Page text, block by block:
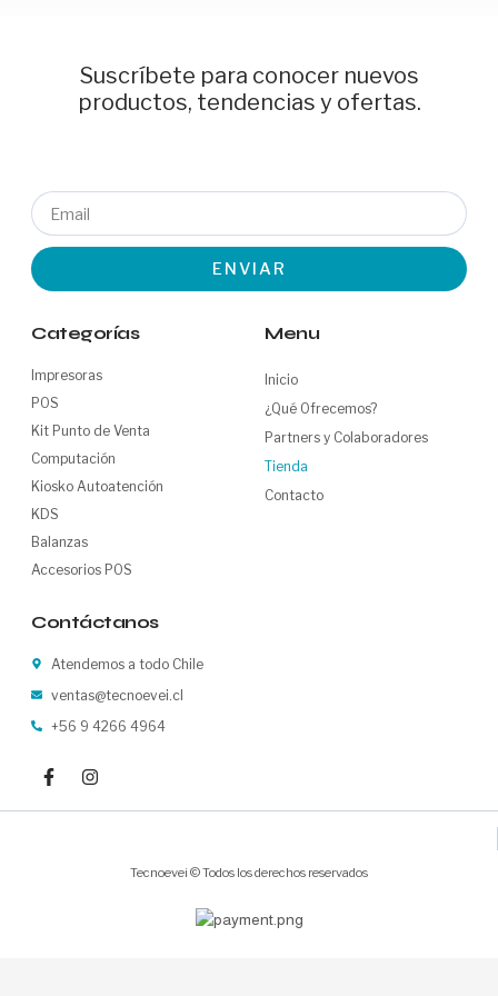
Suscríbete para conocer nuevos
productos, tendencias y ofertas.
Email
ENVIAR
Categorías
Impresoras
POS
Kit Punto de Venta
Computación
Kiosko Autoatención
KDS
Balanzas
Accesorios POS
Menu
Inicio
¿Qué Ofrecemos?
Partners y Colaboradores
Tienda
Contacto
Contáctanos
Atendemos a todo Chile
ventas@tecnoevei.cl
+56 9 4266 4964
F
a
I
n
Tecnoevei © Todos los derechos reservados